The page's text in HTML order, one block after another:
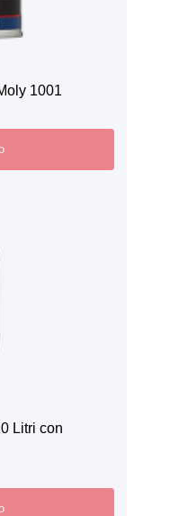
1001
Litri con